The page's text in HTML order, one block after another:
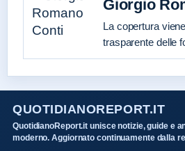
Giorgio
La copertura
trasparente delle
QUOTIDIANOREPORT.IT
QuotidianoReport.it unisce notizie, guide e
moderno. Aggiornato continuamente dalla